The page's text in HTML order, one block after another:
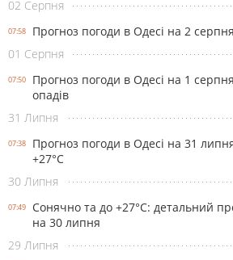
02 Серпня
07:58
Прогноз погоди в Одесі на 2
01 Серпня
07:50
Прогноз погоди в Одесі на 1
опадів
31 Липня
07:38
Прогноз погоди в Одесі на 31
+27°С
30 Липня
07:49
Сонячно та до +27°С: детальний
на 30 липня
29 Липня